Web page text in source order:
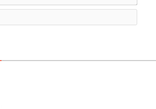
mail